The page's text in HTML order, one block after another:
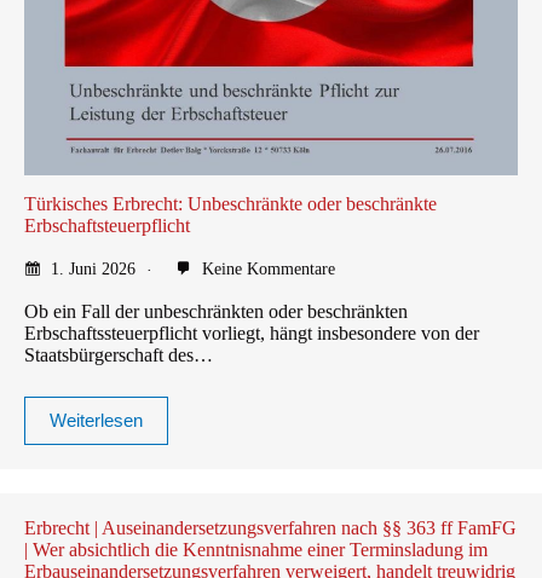
Türkisches Erbrecht: Unbeschränkte oder beschränkte
Erbschaftsteuerpflicht
1. Juni 2026 Keine Kommentare
Ob ein Fall der unbeschränkten oder beschränkten
Erbschaftssteuerpflicht vorliegt, hängt insbesondere von der
Staatsbürgerschaft des…
Weiterlesen
Erbrecht | Auseinandersetzungsverfahren nach §§ 363 ff FamFG
| Wer absichtlich die Kenntnisnahme einer Terminsladung im
Erbauseinandersetzungsverfahren verweigert, handelt treuwidrig